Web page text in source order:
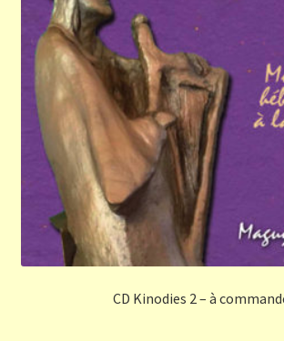
CD Kinodies 2 – à